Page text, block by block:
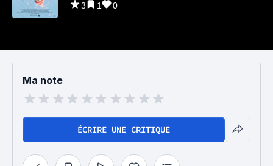
3 1 0
Ma note
ÉCRIRE UNE CRITIQUE